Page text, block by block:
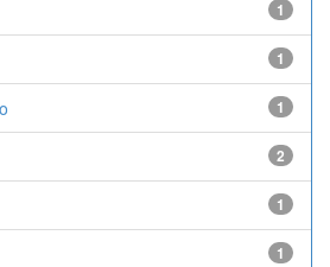
1
1
1
2
1
1